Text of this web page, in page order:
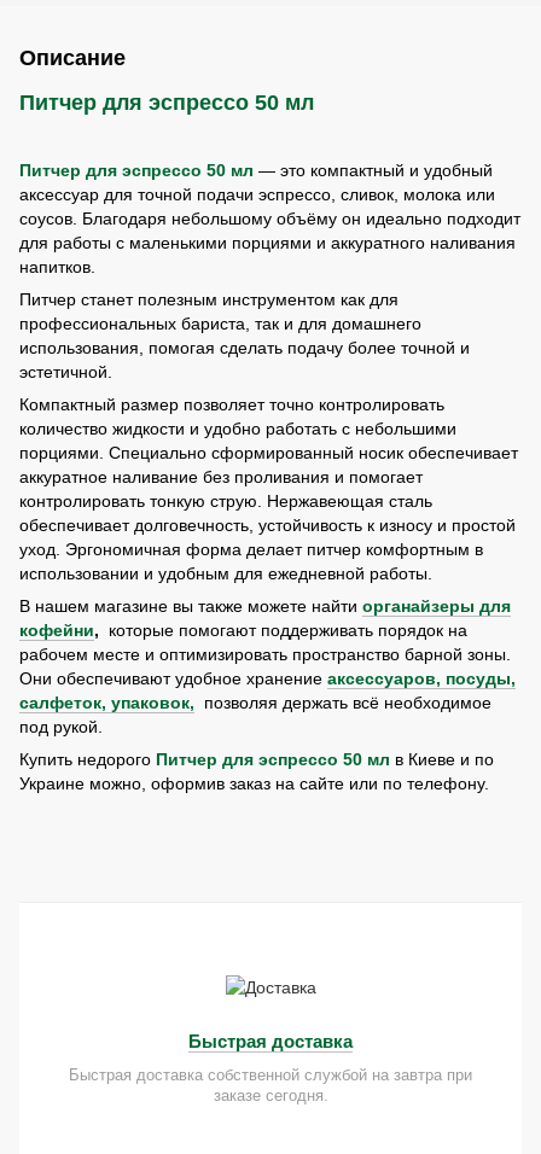
Описание
Питчер для эспрессо 50 мл
Питчер для эспрессо 50 мл — это компактный и удобный
аксессуар для точной подачи эспрессо, сливок, молока или
соусов. Благодаря небольшому объёму он идеально подходит
для работы с маленькими порциями и аккуратного наливания
напитков.
Питчер станет полезным инструментом как для
профессиональных бариста, так и для домашнего
использования, помогая сделать подачу более точной и
эстетичной.
Компактный размер позволяет точно контролировать
количество жидкости и удобно работать с небольшими
порциями. Специально сформированный носик обеспечивает
аккуратное наливание без проливания и помогает
контролировать тонкую струю. Нержавеющая сталь
обеспечивает долговечность, устойчивость к износу и простой
уход. Эргономичная форма делает питчер комфортным в
использовании и удобным для ежедневной работы.
В нашем магазине вы также можете найти органайзеры для
кофейни,
которые помогают поддерживать порядок на
рабочем месте и оптимизировать пространство барной зоны.
Они обеспечивают удобное хранение аксессуаров, посуды,
салфеток, упаковок,
позволяя держать всё необходимое
под рукой.
Купить недорого Питчер для эспрессо 50 мл в Киеве и по
Украине можно, оформив заказ на сайте или по телефону.
Быстрая доставка
Быстрая доставка собственной службой на завтра при
заказе сегодня.